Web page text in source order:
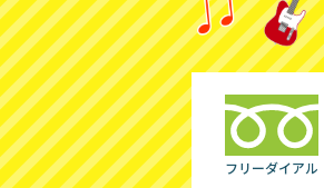
フリーダイアル